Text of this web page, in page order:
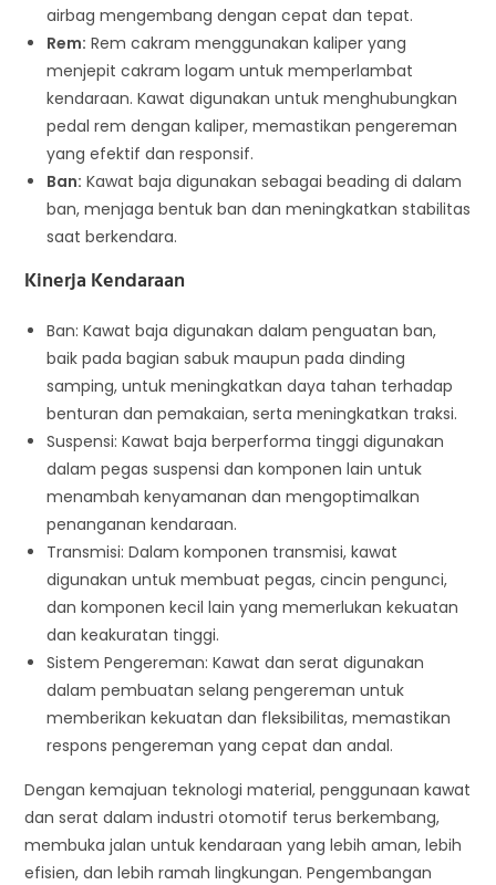
airbag mengembang dengan cepat dan tepat.
Rem: Rem cakram menggunakan kaliper yang
menjepit cakram logam untuk memperlambat
kendaraan. Kawat digunakan untuk menghubungkan
pedal rem dengan kaliper, memastikan pengereman
yang efektif dan responsif.
Ban: Kawat baja digunakan sebagai beading di dalam
ban, menjaga bentuk ban dan meningkatkan stabilitas
saat berkendara.
Kinerja Kendaraan
Ban: Kawat baja digunakan dalam penguatan ban,
baik pada bagian sabuk maupun pada dinding
samping, untuk meningkatkan daya tahan terhadap
benturan dan pemakaian, serta meningkatkan traksi.
Suspensi: Kawat baja berperforma tinggi digunakan
dalam pegas suspensi dan komponen lain untuk
menambah kenyamanan dan mengoptimalkan
penanganan kendaraan.
Transmisi: Dalam komponen transmisi, kawat
digunakan untuk membuat pegas, cincin pengunci,
dan komponen kecil lain yang memerlukan kekuatan
dan keakuratan tinggi.
Sistem Pengereman: Kawat dan serat digunakan
dalam pembuatan selang pengereman untuk
memberikan kekuatan dan fleksibilitas, memastikan
respons pengereman yang cepat dan andal.
Dengan kemajuan teknologi material, penggunaan kawat
dan serat dalam industri otomotif terus berkembang,
membuka jalan untuk kendaraan yang lebih aman, lebih
efisien, dan lebih ramah lingkungan. Pengembangan